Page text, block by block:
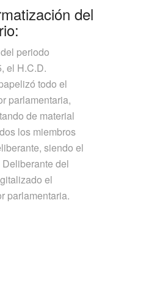
del
periodo
el H.C.D.
todo el
parlamentaria,
de material
los miembros
siendo el
del
el
parlamentaria.